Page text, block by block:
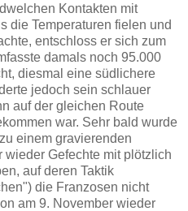
Kontakten mit
die Temperaturen fielen und
entschloss er sich zum
damals noch 95.000
diesmal eine südlichere
jedoch sein schlauer
auf der gleichen Route
war. Sehr bald wurde
einem gravierenden
wieder Gefechte mit plötzlich
auf deren Taktik
die Franzosen nicht
am 9. November wieder